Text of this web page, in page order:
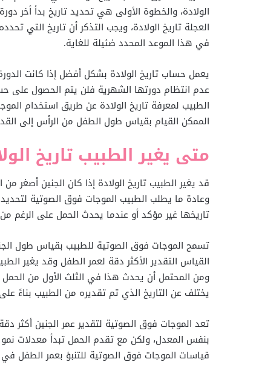
الولادة، والخطوة الأولى هي تحديد تاريخ بدأ أخر
العجلة تاريخ الولادة، ويجب التذكر أن تاريخ
في هذا الموعد المحدد ضئيلة للغاية.
عدم انتظام دورتها الشهرية فلن يتم الحصول على
الطبيب لمعرفة تاريخ الولادة عن طريق استخدام
الممكن القيام بقياس طول الطفل من الرأس إلى
متى يغير الطبيب تاريخ
قد يغير الطبيب تاريخ الولادة إذا كان الجنين أصغر
وعادة ما يطلب الطبيب الموجات فوق الصوتية
تاريخها غير مؤكد أو عندما يحدث الحمل على الرغم
تسمح الموجات فوق الصوتية للطبيب بقياس طول
القياس التقدير الأكثر دقة لعمر الطفل وقد يغير
ومن المحتمل أن يحدث هذا في الثلث الأول من الحمل
يختلف عن التاريخ الذي تم تقديره من الطبيب بناءً
تعد الموجات فوق الصوتية لتقدير عمر الجنين أكثر
بنفس المعدل، ولكن مع تقدم الحمل تبدأ معدلات
قياسات الموجات فوق الصوتية للتنبؤ بعمر الطفل في